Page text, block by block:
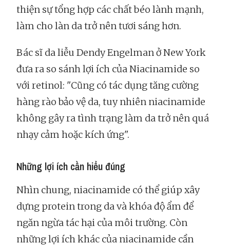
thiện sự tổng hợp các chất béo lành mạnh,
làm cho làn da trở nên tươi sáng hơn.
Bác sĩ da liễu Dendy Engelman ở New York
đưa ra so sánh lợi ích của Niacinamide so
với retinol: "Cũng có tác dụng tăng cường
hàng rào bảo vệ da, tuy nhiên niacinamide
không gây ra tình trạng làm da trở nên quá
nhạy cảm hoặc kích ứng".
Những lợi ích cần hiểu đúng
Nhìn chung, niacinamide có thể giúp xây
dựng protein trong da và khóa độ ẩm để
ngăn ngừa tác hại của môi trường. Còn
những lợi ích khác của niacinamide cần